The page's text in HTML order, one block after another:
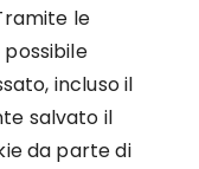
le
incluso il
salvato il
da parte di